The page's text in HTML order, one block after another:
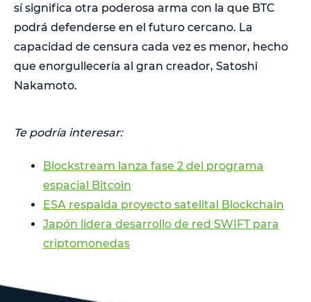
sí significa otra poderosa arma con la que BTC
podrá defenderse en el futuro cercano. La
capacidad de censura cada vez es menor, hecho
que enorgullecería al gran creador, Satoshi
Nakamoto.
Te podría interesar:
Blockstream lanza fase 2 del programa
espacial Bitcoin
ESA respalda proyecto satelital Blockchain
Japón lidera desarrollo de red SWIFT para
criptomonedas